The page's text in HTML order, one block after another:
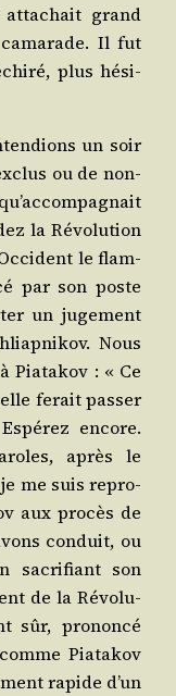
grand
Il fut
plus hési­
un soir
ou de non-
la Révo­lu­tion
le flam­
par son poste
un juge­ment
Nous
Pia­ta­kov : « Ce
ferait pas­ser
encore.
après le
me suis repro­
aux pro­cès de
conduit, ou
sacri­fiant son
de la Révo­lu­
sûr, pro­non­cé
Pia­ta­kov
rapide d’un